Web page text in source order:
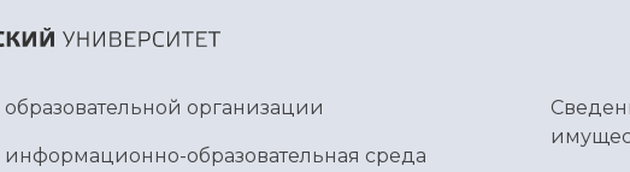
организации
информационно-образовательная среда